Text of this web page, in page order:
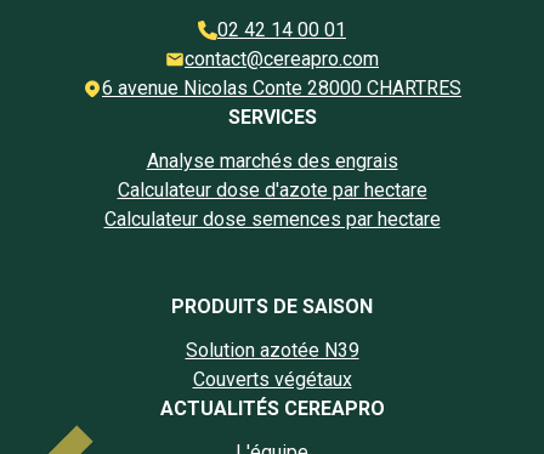
02 42 14 00 01
contact@cereapro.com
6 avenue Nicolas Conte 28000 CHARTRES
SERVICES
Analyse marchés des engrais
Calculateur dose d'azote par hectare
Calculateur dose semences par hectare
PRODUITS DE SAISON
Solution azotée N39
Couverts végétaux
ACTUALITÉS CEREAPRO